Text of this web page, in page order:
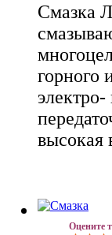
Смазка
горного
высокая
Оцените